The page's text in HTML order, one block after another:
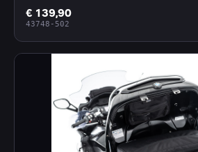
€ 139,90
43748-502